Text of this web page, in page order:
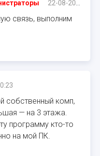
22-08-2016, 09:59
связь, выполним
собственный комп,
— на 3 этажа.
программу кто-то
на мой ПК.